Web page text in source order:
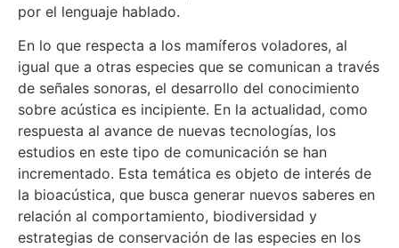
por el lenguaje hablado.
En lo que respecta a los mamíferos voladores, al
igual que a otras especies que se comunican a través
de señales sonoras, el desarrollo del conocimiento
sobre acústica es incipiente. En la actualidad, como
respuesta al avance de nuevas tecnologías, los
estudios en este tipo de comunicación se han
incrementado. Esta temática es objeto de interés de
la bioacústica, que busca generar nuevos saberes en
relación al comportamiento, biodiversidad y
estrategias de conservación de las especies en los